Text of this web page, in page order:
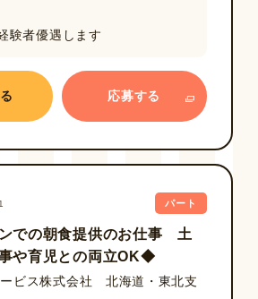
験者優遇します
応募する
パート
での朝食提供のお仕事 土
や育児との両立OK◆
ビス株式会社 北海道・東北支